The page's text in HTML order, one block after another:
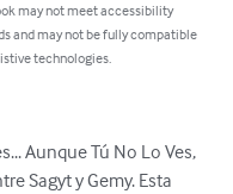
may not meet accessibility
and may not be fully compatible
technologies.
Aunque Tú No Lo Ves,
Sagyt y Gemy. Esta